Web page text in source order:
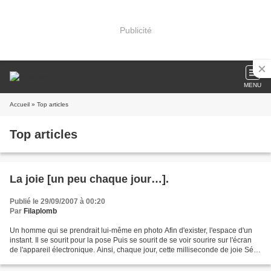
Publicité
MENU
Accueil » Top articles
Top articles
La joie [un peu chaque jour…].
Publié le 29/09/2007 à 00:20
Par Filaplomb
Un homme qui se prendrait lui-même en photo Afin d'exister, l'espace d'un
instant. Il se sourit pour la pose Puis se sourit de se voir sourire sur l'écran
de l'appareil électronique. Ainsi, chaque jour, cette milliseconde de joie Sé